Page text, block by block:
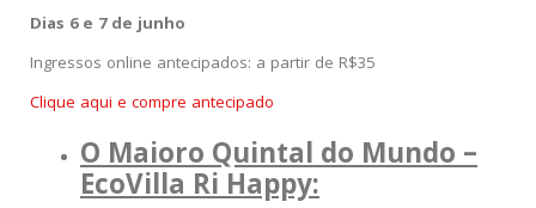
Dias 6 e 7 de junho
Ingressos online antecipados: a partir de R$35
Clique aqui e compre antecipado
O Maioro Quintal do Mundo –
EcoVilla Ri Happy: